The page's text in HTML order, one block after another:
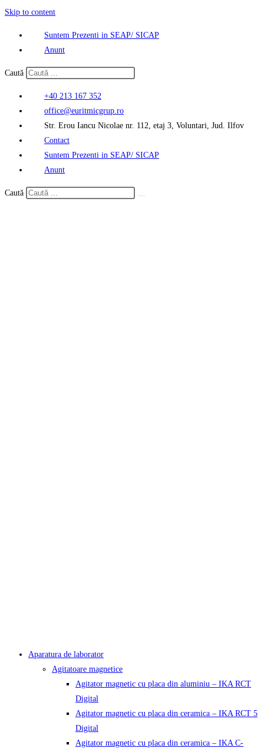
Skip to content
Suntem Prezenti in SEAP/ SICAP
Anunt
Caută
+40 213 167 352
office@euritmicgrup.ro
Str. Erou Iancu Nicolae nr. 112, etaj 3, Voluntari, Jud. Ilfov
Contact
Suntem Prezenti in SEAP/ SICAP
Anunt
Caută
Aparatura de laborator
Agitatoare magnetice
Agitator magnetic cu placa din aluminiu – IKA RCT
Digital
Agitator magnetic cu placa din ceramica – IKA RCT 5
Digital
Agitator magnetic cu placa din ceramica – IKA C-